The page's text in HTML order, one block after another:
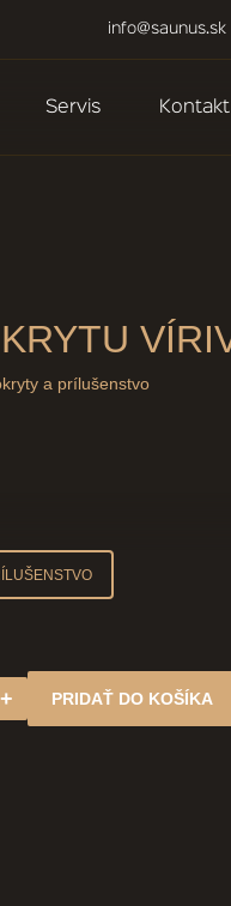
info@saunus.sk
Servis Kontakt
a prílušenstvo
držiak krytu vírivky
+ PRIDAŤ DO KOŠÍKA